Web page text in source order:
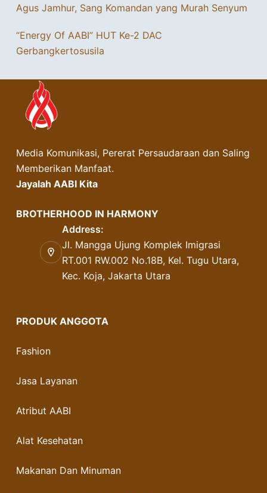
Agus Jamhur, Sang Komandan yang Murah Senyum
“Energy Of AABI” HUT Ke-2 DAC
Gerbangkertosusila
Media Komunikasi, Pererat Persaudaraan dan Saling
Memberikan Manfaat.
Jayalah AABI Kita
BROTHERHOOD IN HARMONY
Address:
Jl. Mangga Ujung Komplek Imigrasi
RT.001 RW.002 No.18B, Kel. Tugu Utara,
Kec. Koja, Jakarta Utara
PRODUK ANGGOTA
Fashion
Jasa Layanan
Atribut AABI
Alat Kesehatan
Makanan Dan Minuman